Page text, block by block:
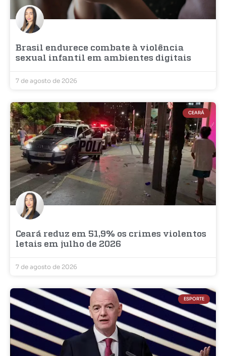
Brasil endurece combate à violência
sexual infantil em ambientes digitais
7 de agosto de 2026
CEARÁ
Ceará reduz em 51,9% os crimes violentos
letais em julho de 2026
7 de agosto de 2026
ESPORTE